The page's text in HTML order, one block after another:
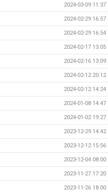
2024-03-09 11:37
2024-02-29 16:57
2024-02-29 16:54
2024-02-17 13:05
2024-02-16 13:09
2024-02-12 20:12
2024-02-12 14:24
2024-01-08 14:47
2024-01-02 19:27
2023-12-29 14:42
2023-12-12 15:56
2023-12-04 08:00
2023-11-27 17:20
2023-11-26 18:00